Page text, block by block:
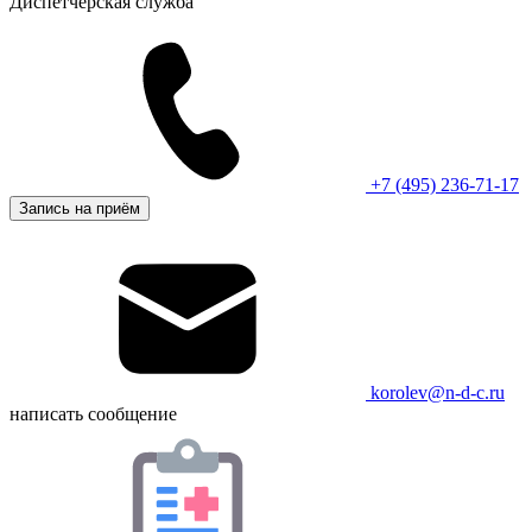
+7 (495) 236-71-17
Запись на приём
korolev@n-d-c.ru
написать сообщение